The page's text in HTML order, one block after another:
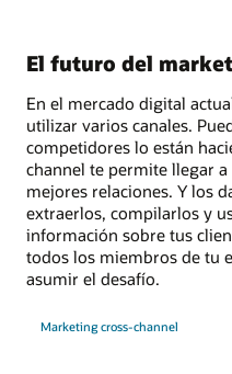
El futuro del
En el mercado digital
utilizar varios canales.
competidores lo están
channel te permite llegar
mejores relaciones. Y los
extraerlos, compilarlos y
información sobre tus
todos los miembros de tu
asumir el desafío.
Marketing cross-channel